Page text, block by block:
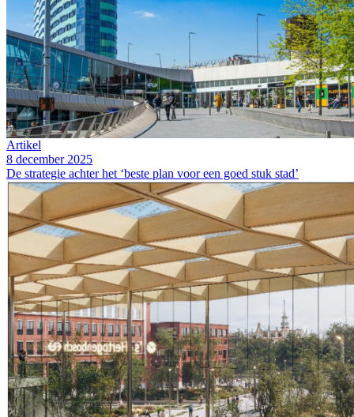
Artikel
8 december 2025
De strategie achter het ‘beste plan voor een goed stuk stad’